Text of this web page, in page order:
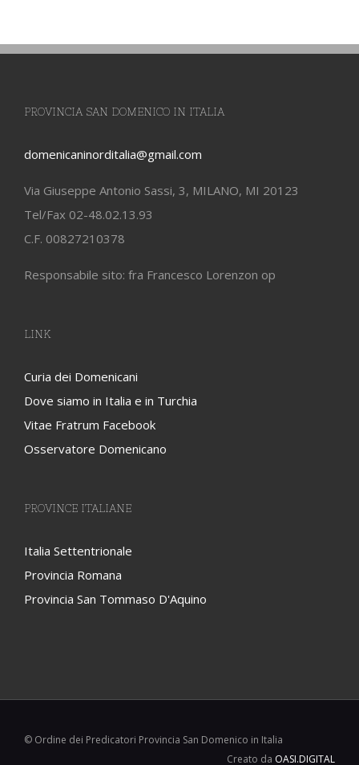
PROVINCIA SAN DOMENICO IN ITALIA
domenicaninorditalia@gmail.com
Via Giuseppe Antonio Sassi, 3, MILANO, MI 20123
Tel/Fax 02-48.02.13.93
C.F. 00827210378
Responsabile sito: fra Francesco Lorenzon op
LINK
Curia dei Domenicani
Dove siamo in Italia e in Turchia
Vitae Fratrum Facebook
Osservatore Domenicano
PROVINCE ITALIANE
Italia Settentrionale
Provincia Romana
Provincia San Tommaso D'Aquino
© Ordine dei Predicatori Provincia San Domenico in Italia
Creato da OASI.DIGITAL